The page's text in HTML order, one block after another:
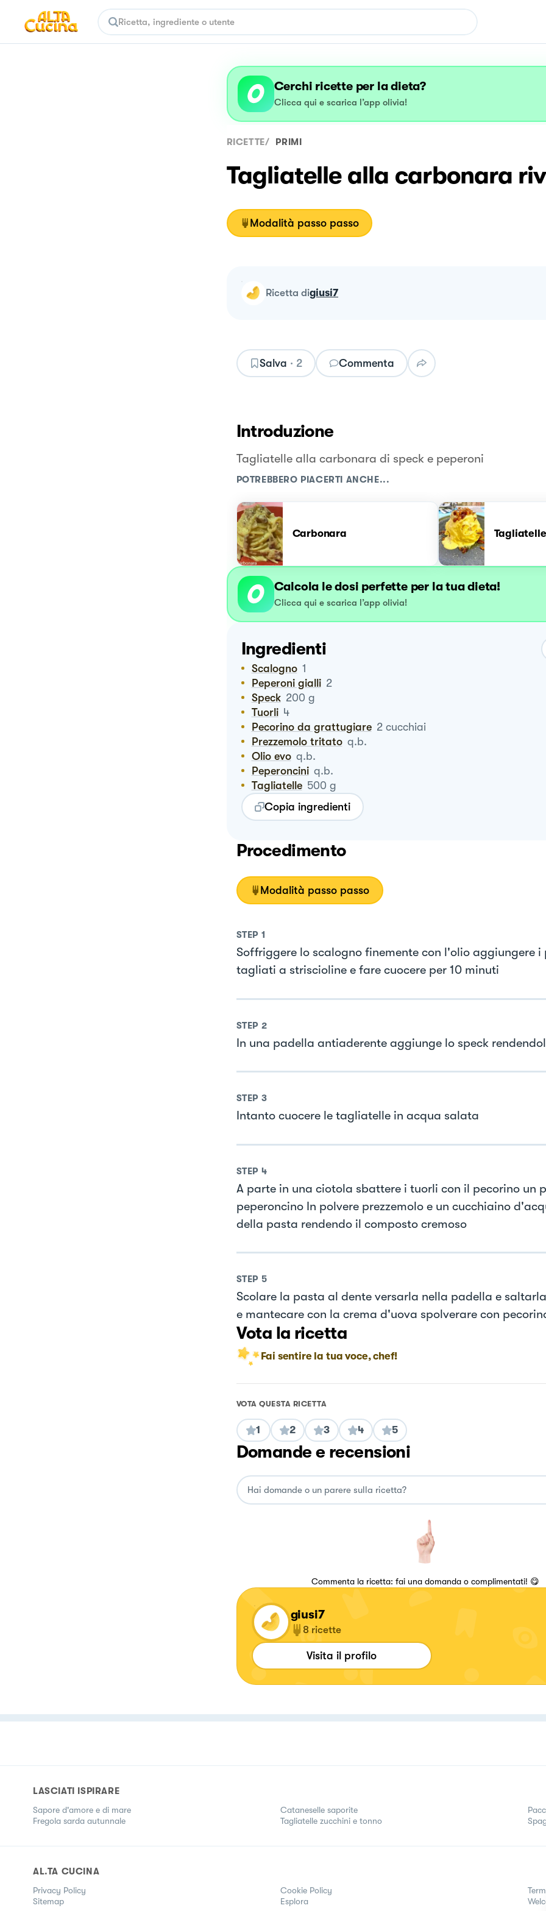
Cerchi ricette per la dieta?
Clicca qui e scarica l’app olivia!
RICETTE/ PRIMI
Tagliatelle alla carbonara
Modalità passo passo
ricetta digiusi7
Salva · 2 Commenta
Introduzione
Tagliatelle alla carbonara di speck e peperoni
POTREBBERO PIACERTI ANCHE...
Carbonara
Calcola le dosi perfette per la tua dieta!
Clicca qui e scarica l’app olivia!
Ingredienti
Scalogno 1
Peperoni gialli 2
Speck 200 g
Tuorli 4
Pecorino da grattugiare 2 cucchiai
Prezzemolo tritato q.b.
Olio evo q.b.
Peperoncini q.b.
Tagliatelle 500 g
Copia ingredienti
Procedimento
Modalità passo passo
STEP 1
Soffriggere lo scalogno finemente con l'olio aggiungere i
tagliati a striscioline e fare cuocere per 10 minuti
STEP 2
In una padella antiaderente aggiunge lo speck
STEP 3
Intanto cuocere le tagliatelle in acqua salata
STEP 4
A parte in una ciotola sbattere i tuorli con il pecorino un
peperoncino In polvere prezzemolo e un cucchiaino
della pasta rendendo il composto cremoso
STEP 5
Scolare la pasta al dente versarla nella padella e
e mantecare con la crema d'uova spolverare con
Vota la ricetta
Fai sentire la tua voce, chef!
VOTA QUESTA RICETTA
1 2 3 4 5
Domande e recensioni
Commenta la ricetta: fai una domanda o complimentati! 😋
giusi7
8 ricette
Visita il profilo
LASCIATI ISPIRARE
Sapore d'amore e di mare
Fregola sarda autunnale
Cataneselle saporite
Tagliatelle zucchini e tonno
AL.TA CUCINA
Privacy Policy Cookie Policy
Sitemap
Esplora